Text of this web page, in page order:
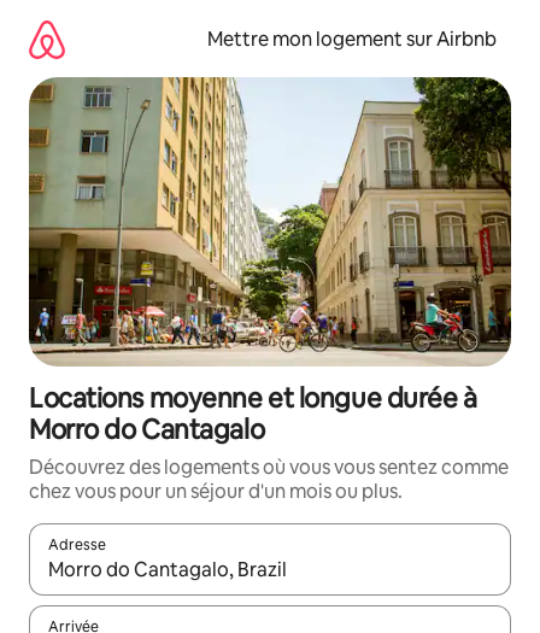
directement
contenu
Mettre mon logement sur Airbnb
Locations moyenne et longue durée à
Morro do Cantagalo
Découvrez des logements où vous vous sentez comme
chez vous pour un séjour d'un mois ou plus.
Adresse
Lorsque les résultats s'affichent, utilisez les flèches vers le
Arrivée